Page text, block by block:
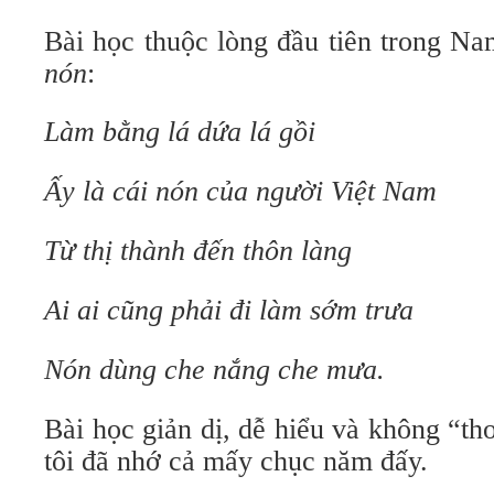
Bài học thuộc lòng đầu tiên trong
nón:
Làm bằng lá dứa lá gồi
Ấy là cái nón của người Việt Nam
Từ thị thành đến thôn làng
Ai ai cũng phải đi làm sớm trưa
Nón dùng che nắng che mưa.
Bài học giản dị, dễ hiểu và không
tôi đã nhớ cả mấy chục năm đấy.